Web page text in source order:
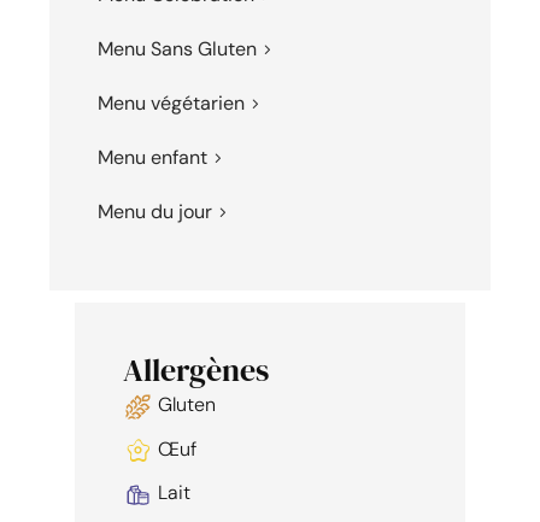
Menu Sans Gluten
Menu végétarien
Menu enfant
Menu du jour
Allergènes
Gluten
Œuf
Lait